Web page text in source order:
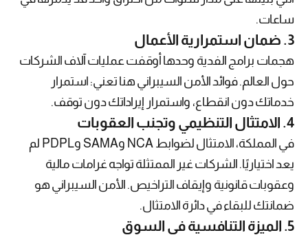
ساعات.
3. ضمان استمرارية الأعمال
هجمات برامج الفدية وحدها أوقفت عمليات آلاف الشركات
حول العالم. فوائد الأمن السيبراني هنا تعني: استمرار
خدماتك دون انقطاع، واستمرار إيراداتك دون توقف.
4. الامتثال التنظيمي وتجنب العقوبات
في المملكة، الامتثال لضوابط NCA وSAMA وPDPL لم
يعد اختياريًا. الشركات غير الممتثلة تواجه غرامات مالية
وعقوبات قانونية وإيقاف التراخيص. الأمن السيبراني هو
ضمانتك للبقاء في دائرة الامتثال.
5. الميزة التنافسية في السوق